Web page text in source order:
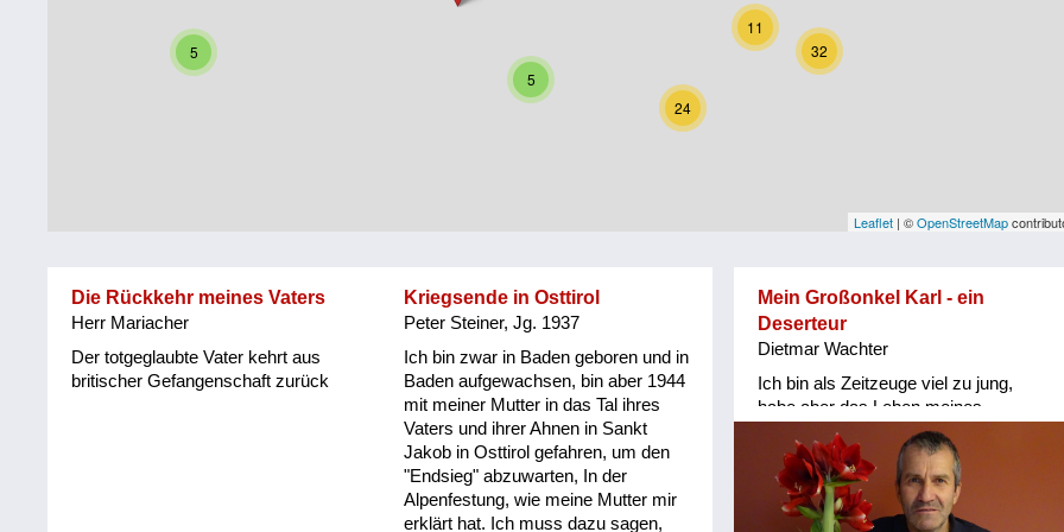
Steiermark
Tirol
Fluchtgeschichten
Staatsvertrag
Wohnen
5
24
5
32
11
Leaflet | ©OpenStreetMap
Die Rückkehr meines Vaters
Herr Mariacher
Der totgeglaubte Vater kehrt aus
britischer Gefangenschaft zurück
Kriegsende in Osttirol
Peter Steiner, Jg. 1937
Ich bin zwar in Baden geboren und in
Baden aufgewachsen, bin aber 1944
mit meiner Mutter in das Tal ihres
Vaters und ihrer Ahnen in Sankt
Jakob in Osttirol gefahren, um den
"Endsieg" abzuwarten, In der
Alpenfestung, wie meine Mutter mir
erklärt hat. Ich muss dazu sagen,
Mein Großonkel Karl - ein
Deserteur
Dietmar Wachter
Ich bin als Zeitzeuge viel zu jung,
habe aber das Leben meines
Großonkels Karl GASSER
recherchiert und einen Roman
(Biografie) verfasst. Er war
Deserteur, tauchte während des 2.
Weltkrieges unter und hielt sich als